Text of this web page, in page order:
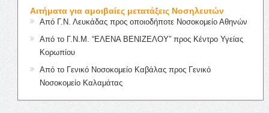
Αιτήματα για αμοιβαίες μετατάξεις Νοσηλευτών
Από Γ.Ν. Λευκάδας προς οποιοδήποτε Νοσοκομείο Αθηνών
Από το Γ.Ν.Μ. “ΕΛΕΝΑ ΒΕΝΙΖΕΛΟΥ” προς Κέντρο Υγείας
Κορωπίου
Από το Γενικό Νοσοκομείο Καβάλας προς Γενικό
Νοσοκομείο Καλαμάτας